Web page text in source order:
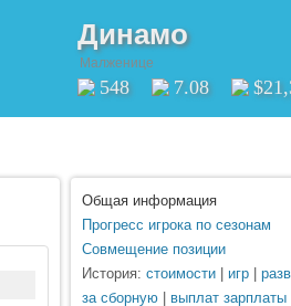
Динамо
Малженице
548 7.08
Общая информация
Прогресс игрока по сезонам
Совмещение позиции
История: стоимости игр
за сборную
выплат зарплаты